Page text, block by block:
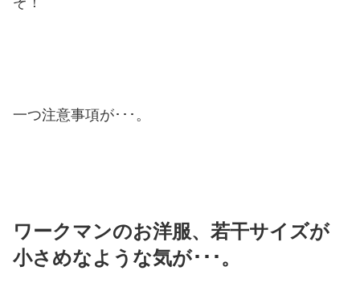
一つ注意事項が･･･。
ワークマンのお洋服、若干サイズが
小さめなような気が･･･。